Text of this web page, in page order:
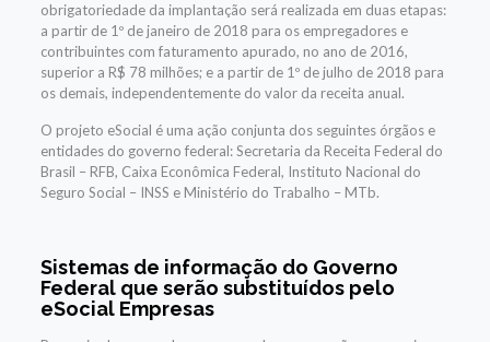
obrigatoriedade da implantação será realizada em duas etapas:
a partir de 1º de janeiro de 2018 para os empregadores e
contribuintes com faturamento apurado, no ano de 2016,
superior a R$ 78 milhões; e a partir de 1º de julho de 2018 para
os demais, independentemente do valor da receita anual.
O projeto eSocial é uma ação conjunta dos seguintes órgãos e
entidades do governo federal: Secretaria da Receita Federal do
Brasil – RFB, Caixa Econômica Federal, Instituto Nacional do
Seguro Social – INSS e Ministério do Trabalho – MTb.
Sistemas de informação do Governo
Federal que serão substituídos pelo
eSocial Empresas